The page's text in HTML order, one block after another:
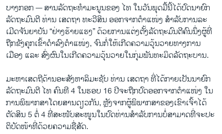
ລາຍງານ
ຕິດຕາມພວກເຮົາ ທີ່
ພາສາຕ່າງໆ
ບາງກອກ —ສານ​ລັດ​ຖະ​ທຳ​ມະ​ນູນ​ຂອງ ໄທ ໃນ​ວັນ​ພຸດ​ມື້​ນີ້​ໄດ້​ປົດ​ນາ​ຍົກ​
ລັດ​ຖະ​ມົນ​ຕີ ທ່ານ ເສດ​ຖາ ທະ​ວີ​ສິນ ອອກ​ຈາກ​ຕຳ​ແໜ່ງ ສຳ​ລັບ​ການ​ລະ​
ເມີດ​ຈັນ​ຍາ​ບັນ “ຢ່າງ​ຮ້າຍ​ແຮງ” ດ້ວຍ​ການ​ແຕ່ງ​ຕັ້ງ​ລັດ​ຖະ​ມົນ​ຕີ​ຄົນ​ນຶ່ງ​ຜູ້​ທີ່​
ຖືກ​ຂັງ​ຄຸກເຂົ້າ​ດຳ​ລົງ​ຕຳ​ແໜ່ງ, ຈົນ​ກໍ່​ໃຫ້​ເກີດຄວາມ​ວຸ້ນ​ວາຍ​ທາງ​ການ​
ເມືອງ ແລະ ສົ່ງ​ຜົນ​ໃນ​ເກີດ​ຄວາມ​ວຸ້ນ​ວາຍ​ໃນ​ກຸ່ມ​ພັນ​ທະ​ມິດ​ລັດ​ຖະ​ບານ.
ມະ​ຫາ​ເສດ​ຖີ​ດ້ານ​ອະ​ສັງ​ຫາ​ລິ​ມະ​ຊັບ ທ່ານ ເສດ​ຖາ ທີ່ໄດ້​ກາຍ​ເປັນ​ນາ​ຍົກ​
ລັດ​ຖະ​ມົນ​ຕີ ໄທ ຄົນ​ທີ 4 ໃນ​ຮອບ 16 ປີ​ຈະ​ຖືກ​ປົດ​ອອກ​ຈາກ​ຕຳ​ແໜ່ງ ໃນ​
ການ​ພິ​ພາກ​ສາ​ໂດຍ​ສານ​ດຽວ​ກັນ, ຫຼັງ​ຈາກ​ຜູ້​ພິ​ພາກ​ສາ​ຂອງ​ເຂົາ​ເຈົ້າ​ໄດ້​
ຕັດ​ສິນ 5 ຕໍ່ 4 ທີ່​ສະ​ໜັບ​ສະ​ໜູນ​ໃນ​ປົດ​ທ່ານ​ສຳ​ລັບ​ການບໍ່​ສາ​ມາດ​ທີ່​ຈະ​ປະ​
ຕິ​ບັດ​ໜ້າ​ທີ່​ດ້ວຍ​ຄວາມຊື່​ສັດ.